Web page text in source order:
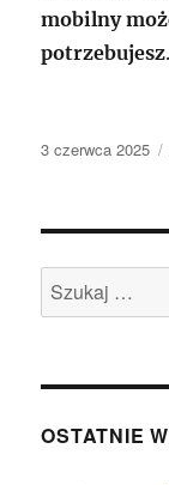
mobilny
potrzebujesz.
Data
3 czerwca 2025
Szukaj:
OSTATNIE